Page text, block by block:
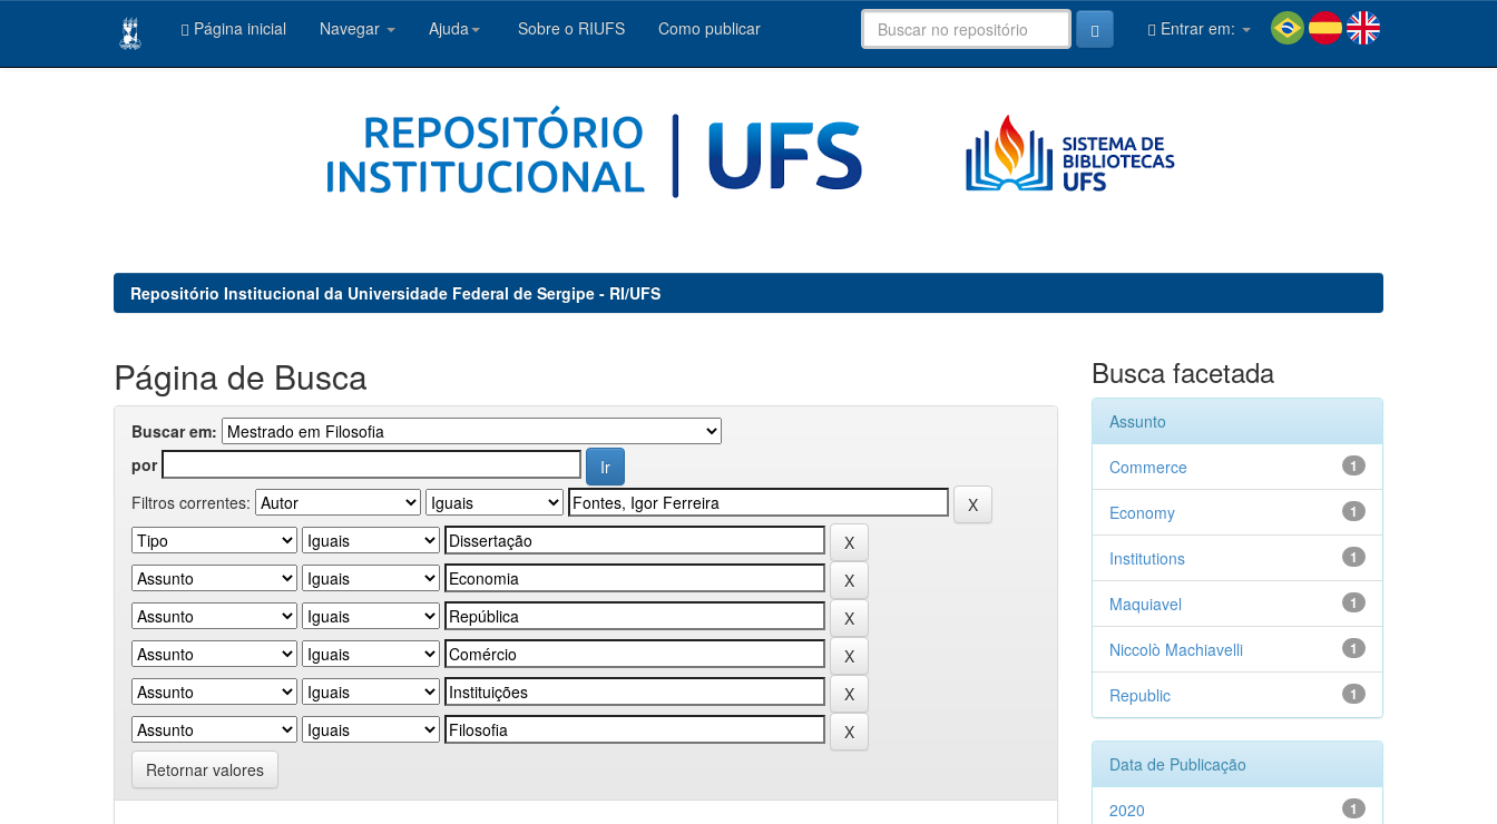
Página inicial Navegar Ajuda Sobre o RIUFS Como publicar Entrar em:
Repositório Institucional da Universidade Federal de Sergipe - RI/UFS
Página de Busca
Buscar em:
por
Filtros correntes:
Retornar valores
Busca facetada
Assunto
1
Commerce
1
Economy
1
Institutions
1
Maquiavel
1
Niccolò Machiavelli
1
Republic
Data de Publicação
1
2020